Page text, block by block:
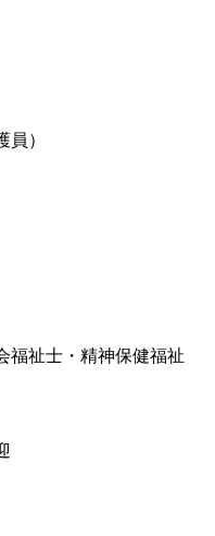
）
福祉士・精神保健福祉